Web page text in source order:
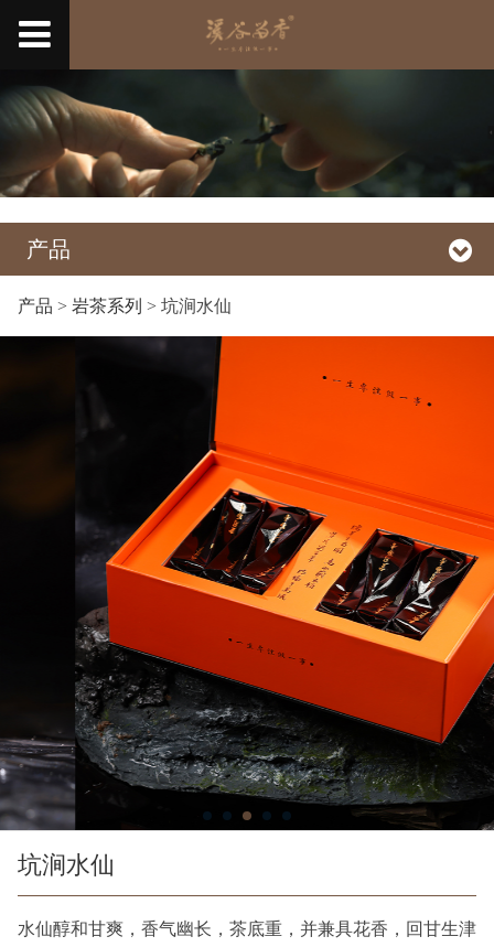
产品
坑涧水仙
产品 > 岩茶系列 > 坑涧水仙
坑涧水仙
水仙醇和甘爽，香气幽长，茶底重，并兼具花香，回甘生津